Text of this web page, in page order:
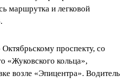
маршрутка и легковой
проспекту, со
«Жуковского кольца»,
возле «Эпицентра». Водитель